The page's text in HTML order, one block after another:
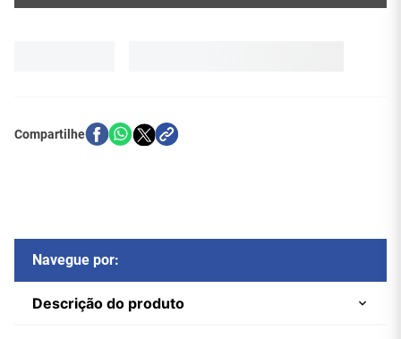
Navegue por:
Descrição do produto